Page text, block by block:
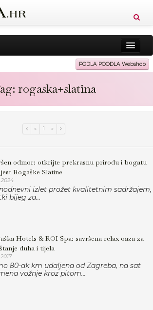
Zdravlje Vitkost
Putovanja
PODLA POODLA Webshop
rogaska+slatina
« 1 »
odmor: otkrijte prekrasnu prirodu i bogatu
Rogaške Slatine
izlet prožet kvalitetnim sadržajem,
bijeg za...
Hotels & ROI Spa: savršena relax oaza za
duha i tijela
80-ak km udaljena od Zagreba, na sat
vožnje kroz pitom...